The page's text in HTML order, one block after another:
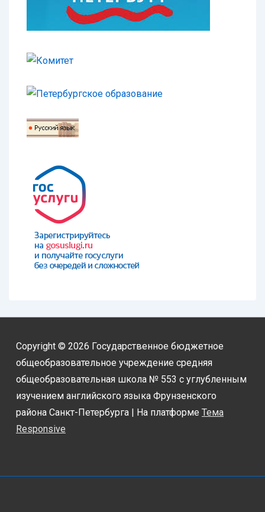
Copyright © 2026 Государственное бюджетное
общеобразовательное учреждение средняя
общеобразовательная школа № 553 с углубленным
изучением английского языка Фрунзенского
района Санкт-Петербурга | На платформе Тема
Responsive